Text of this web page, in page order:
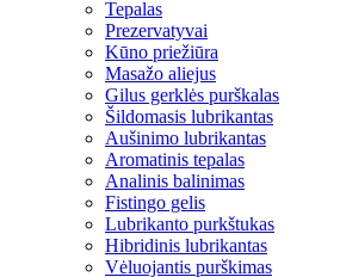
Tepalas
Prezervatyvai
Kūno priežiūra
Masažo aliejus
Gilus gerklės purškalas
Šildomasis lubrikantas
Aušinimo lubrikantas
Aromatinis tepalas
Analinis balinimas
Fistingo gelis
Lubrikanto purkštukas
Hibridinis lubrikantas
Vėluojantis purškimas